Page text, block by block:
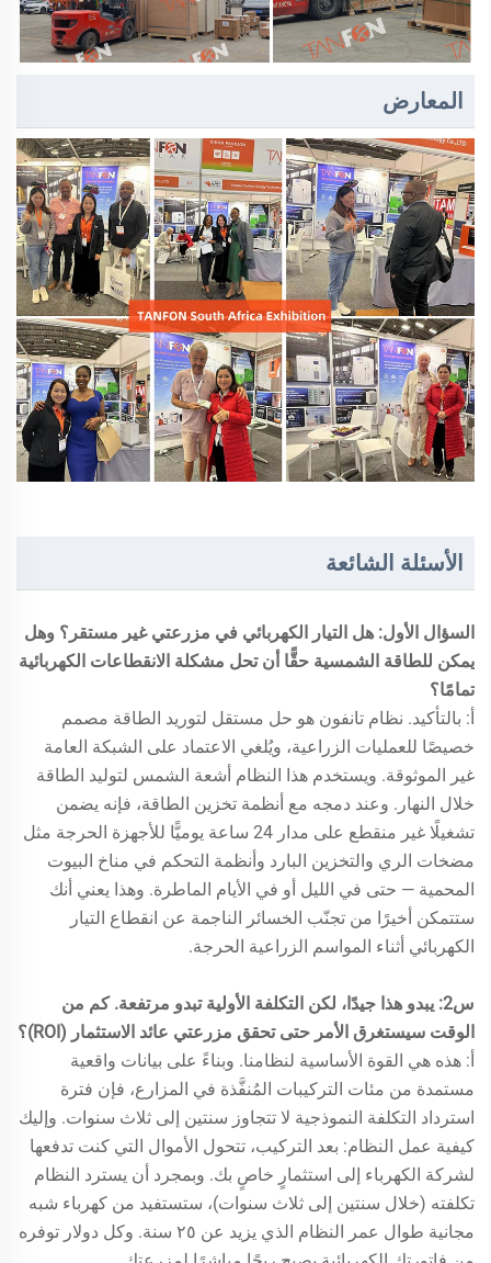
المعارض
الأسئلة الشائعة
السؤال الأول: هل التيار الكهربائي في مزرعتي غير مستقر؟ وهل
يمكن للطاقة الشمسية حقًّا أن تحل مشكلة الانقطاعات الكهربائية
تمامًا؟
أ: بالتأكيد. نظام تانفون هو حل مستقل لتوريد الطاقة مصمم
خصيصًا للعمليات الزراعية، ويُلغي الاعتماد على الشبكة العامة
غير الموثوقة. ويستخدم هذا النظام أشعة الشمس لتوليد الطاقة
خلال النهار. وعند دمجه مع أنظمة تخزين الطاقة، فإنه يضمن
تشغيلًا غير منقطع على مدار 24 ساعة يوميًّا للأجهزة الحرجة مثل
مضخات الري والتخزين البارد وأنظمة التحكم في مناخ البيوت
المحمية — حتى في الليل أو في الأيام الماطرة. وهذا يعني أنك
ستتمكن أخيرًا من تجنّب الخسائر الناجمة عن انقطاع التيار
الكهربائي أثناء المواسم الزراعية الحرجة.
س2: يبدو هذا جيدًا، لكن التكلفة الأولية تبدو مرتفعة. كم من
الوقت سيستغرق الأمر حتى تحقق مزرعتي عائد الاستثمار (ROI)؟
أ: هذه هي القوة الأساسية لنظامنا. وبناءً على بيانات واقعية
مستمدة من مئات التركيبات المُنفَّذة في المزارع، فإن فترة
استرداد التكلفة النموذجية لا تتجاوز سنتين إلى ثلاث سنوات. وإليك
كيفية عمل النظام: بعد التركيب، تتحول الأموال التي كنت تدفعها
لشركة الكهرباء إلى استثمارٍ خاصٍ بك. وبمجرد أن يسترد النظام
تكلفته (خلال سنتين إلى ثلاث سنوات)، ستستفيد من كهرباء شبه
مجانية طوال عمر النظام الذي يزيد عن ٢٥ سنة. وكل دولار توفره